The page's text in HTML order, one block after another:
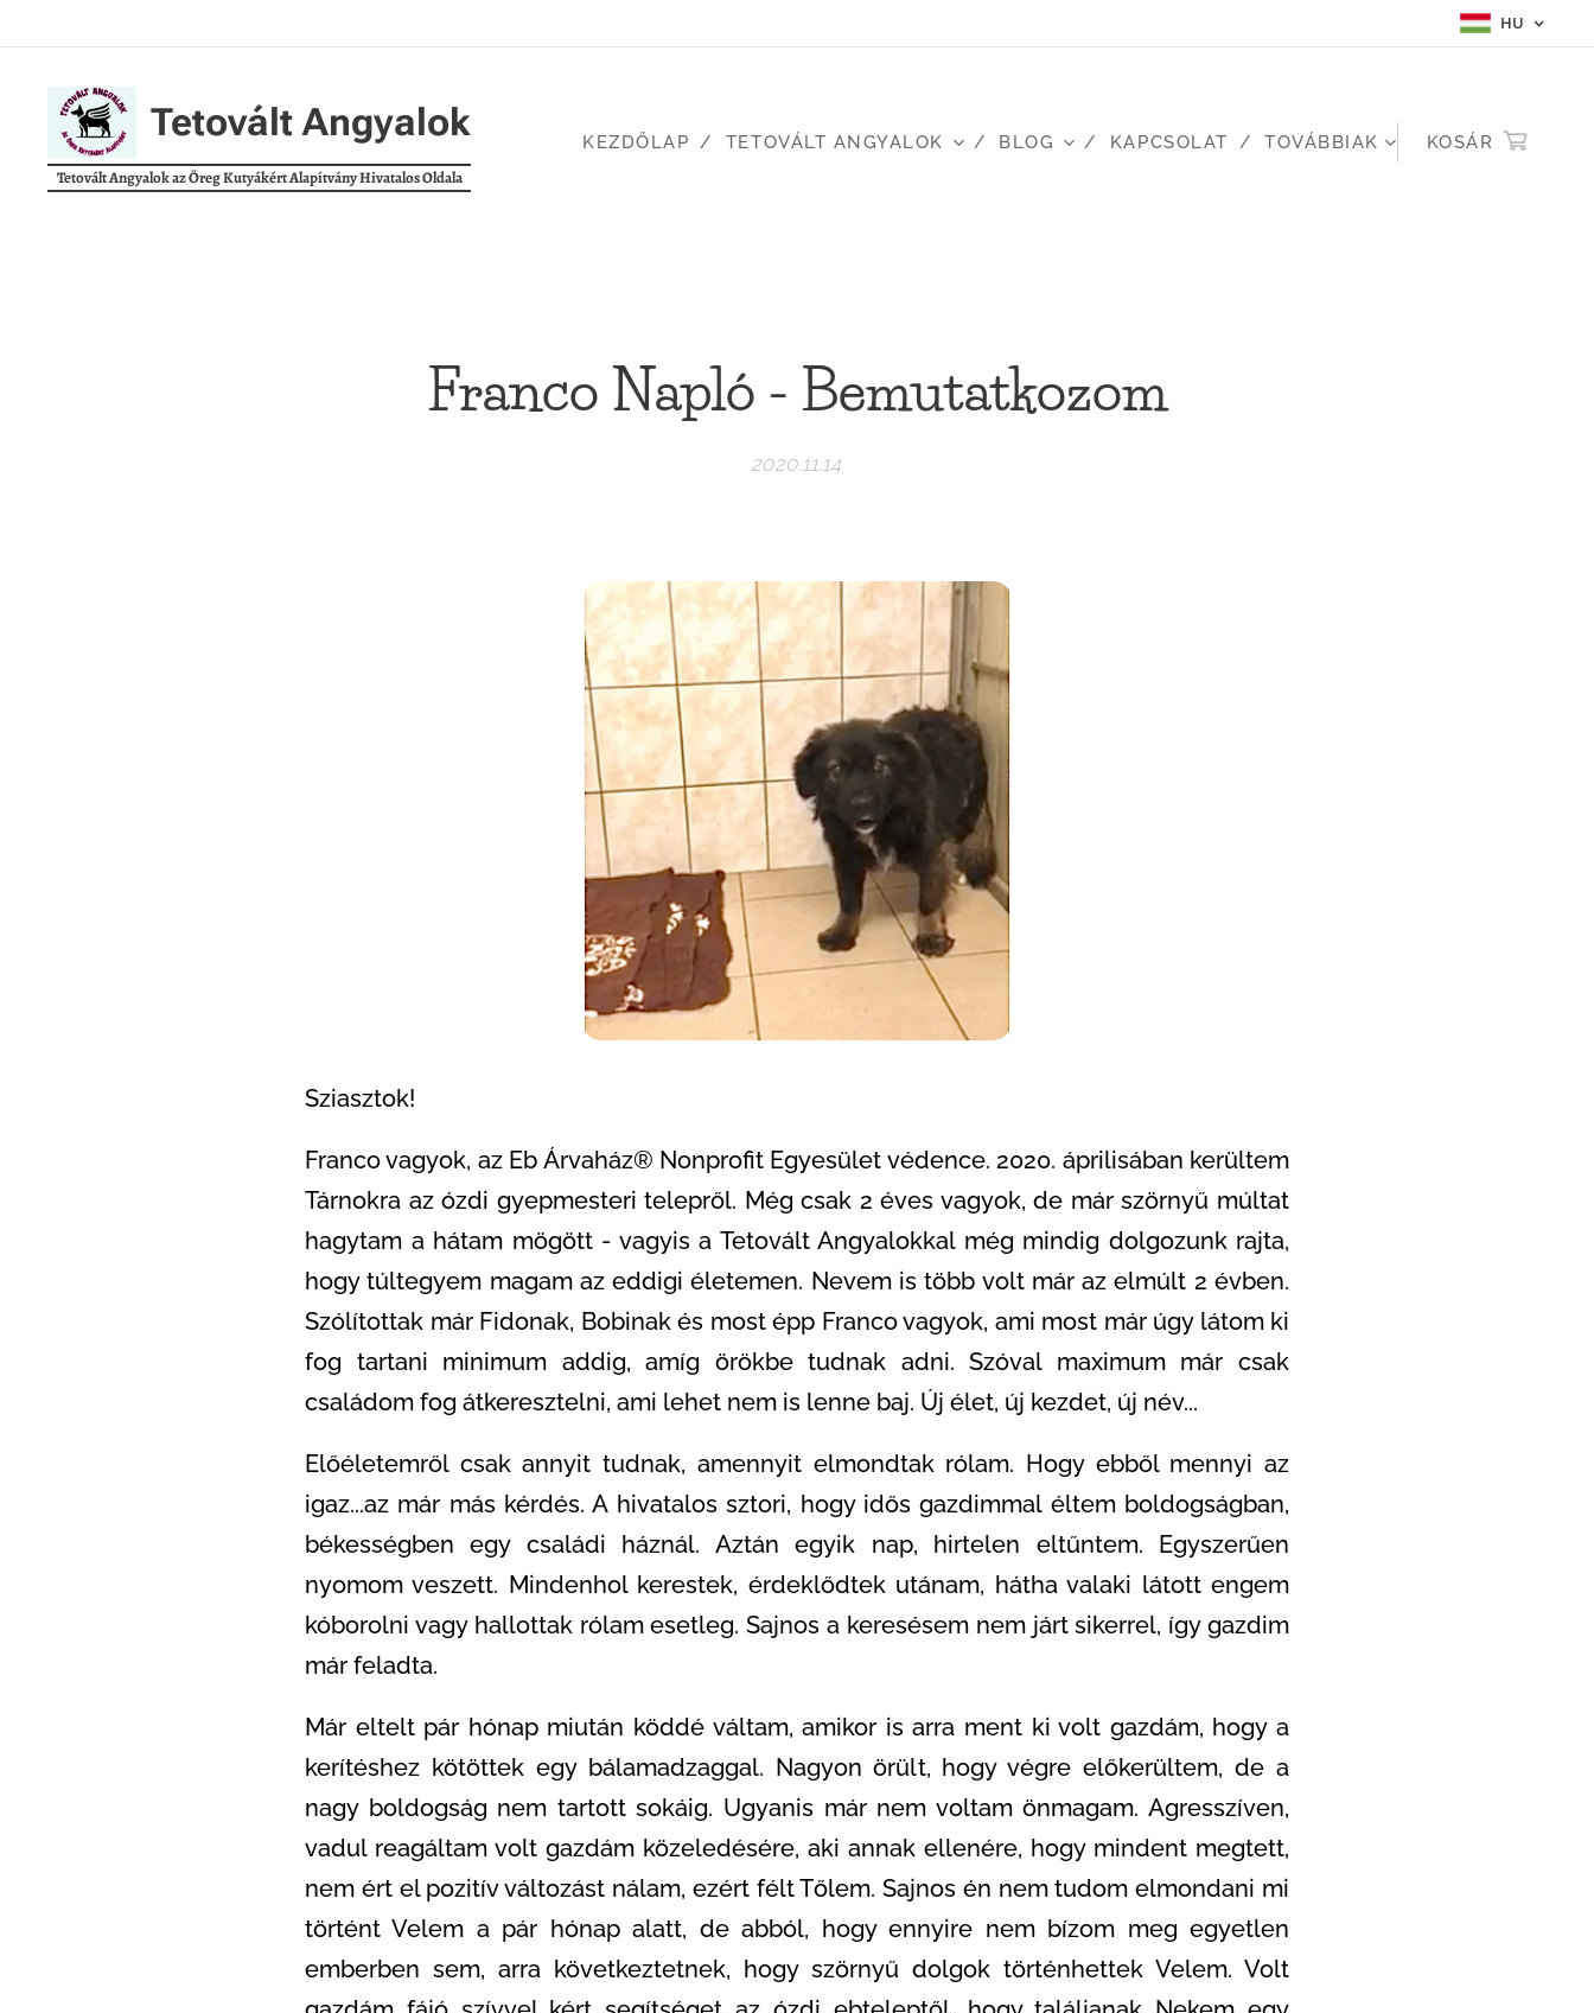
HU
Tetovált Angyalok
Tetovált Angyalok az Öreg Kutyákért Alapítvány Hivatalos Oldala
KEZDŐLAP TETOVÁLT ANGYALOK BLOG KAPCSOLAT TOVÁBBIAK KOSÁR
Franco Napló - Bemutatkozom
2020.11.14
Sziasztok!
Franco vagyok, az Eb Árvaház® Nonprofit Egyesület védence. 2020. áprilisában kerültem
Tárnokra az ózdi gyepmesteri telepről. Még csak 2 éves vagyok, de már szörnyű múltat
hagytam a hátam mögött - vagyis a Tetovált Angyalokkal még mindig dolgozunk rajta,
hogy túltegyem magam az eddigi életemen. Nevem is több volt már az elmúlt 2 évben.
Szólítottak már Fidonak, Bobinak és most épp Franco vagyok, ami most már úgy látom ki
fog tartani minimum addig, amíg örökbe tudnak adni. Szóval maximum már csak
családom fog átkeresztelni, ami lehet nem is lenne baj. Új élet, új kezdet, új név...
Előéletemről csak annyit tudnak, amennyit elmondtak rólam. Hogy ebből mennyi az
igaz...az már más kérdés. A hivatalos sztori, hogy idős gazdimmal éltem boldogságban,
békességben egy családi háznál. Aztán egyik nap, hirtelen eltűntem. Egyszerűen
nyomom veszett. Mindenhol kerestek, érdeklődtek utánam, hátha valaki látott engem
kóborolni vagy hallottak rólam esetleg. Sajnos a keresésem nem járt sikerrel, így gazdim
már feladta.
Már eltelt pár hónap miután köddé váltam, amikor is arra ment ki volt gazdám, hogy a
kerítéshez kötöttek egy bálamadzaggal. Nagyon örült, hogy végre előkerültem, de a
nagy boldogság nem tartott sokáig. Ugyanis már nem voltam önmagam. Agresszíven,
vadul reagáltam volt gazdám közeledésére, aki annak ellenére, hogy mindent megtett,
nem ért el pozitív változást nálam, ezért félt Tőlem. Sajnos én nem tudom elmondani mi
történt Velem a pár hónap alatt, de abból, hogy ennyire nem bízom meg egyetlen
emberben sem, arra következtetnek, hogy szörnyű dolgok történhettek Velem. Volt